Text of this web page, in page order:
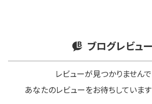
ブログレビュー
レビューが見つかりませんで
あなたのレビューをお待ちしていま